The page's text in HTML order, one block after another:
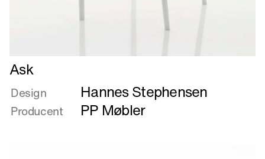
Læs
mere
om
Ask
Ask
Design Hannes Stephensen
Producent PP Møbler